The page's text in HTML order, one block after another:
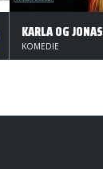
KARLA OG JONAS
KOMEDIE